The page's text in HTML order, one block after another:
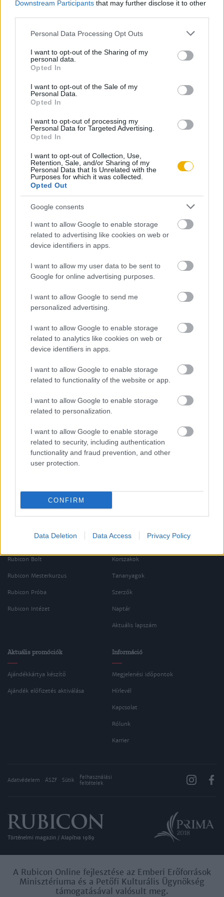
Downstream Participants that may further disclose it to other
Please note that this website/app uses one or more Google
not limited to your visit or usage behaviour. You may click to
grant or deny consent to Google and its third-party tags to
use your data for below specified purposes in below Google
consent section.
Personal Data Processing Opt Outs
I want to opt-out of the Sharing of my
personal data.
Opted In
I want to opt-out of the Sale of my
Personal Data.
Opted In
I want to opt-out of processing my
Personal Data for Targeted Advertising.
Opted In
I want to opt-out of Collection, Use,
Retention, Sale, and/or Sharing of my
Personal Data that Is Unrelated with the
Purposes for which it was collected.
Opted Out
Google consents
I want to allow Google to enable storage
related to advertising like cookies on web or
device identifiers in apps.
I want to allow my user data to be sent to
Google for online advertising purposes.
I want to allow Google to send me
personalized advertising.
I want to allow Google to enable storage
related to analytics like cookies on web or
device identifiers in apps.
I want to allow Google to enable storage
related to functionality of the website or app.
I want to allow Google to enable storage
related to personalization.
I want to allow Google to enable storage
related to security, including authentication
functionality and fraud prevention, and other
user protection.
CONFIRM
Data Deletion Data Access Privacy Policy
nyok és kör­nye­ze­tük Rom­kert­té ala­kí­tá­sa volt,
rendelkezik felhasználói fiókkal, kattintson ide:
REGISZTRÁCIÓ.
Szerző
Éry Kinga
Ismerje meg
A szerző cikkei
Lapszám
2009/3.
A vegyesházi királyok kora (1301-1526-ig)
Rubicon Bolt
Rubicon Mesterkurzus
Rubicon Próba
Rubicon Intézet
Cikkek
Korszakok
Tananyagok
Szerzők
Naptár
Aktuális lapszám
Aktuális promóciók
Ajándékkártya készítő
Ajándék előfizetés aktiválása
Információ
Megjelenési időpontok
Hírlevél
Kapcsolat
Rólunk
Karrier
Adatvédelem ÁSZF Sütik
Felhasználási
feltételek
Történelmi magazin / Alapítva 1989
A Rubicon Online fejlesztése az Emberi Erőforrások
Minisztériuma és a Petőfi Kulturális Ügynökség
támogatásával valósult meg.